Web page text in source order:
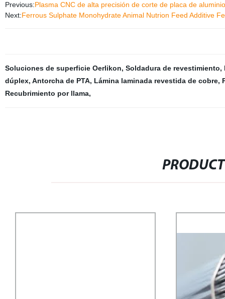
Previous:Plasma CNC de alta precisión de corte de placa de
Next:Ferrous Sulphate Monohydrate Animal Nutrion Feed Additive
Soluciones de superficie Oerlikon, Soldadura de revestimiento,
dúplex, Antorcha de PTA, Lámina laminada revestida de cobre,
Recubrimiento por llama,